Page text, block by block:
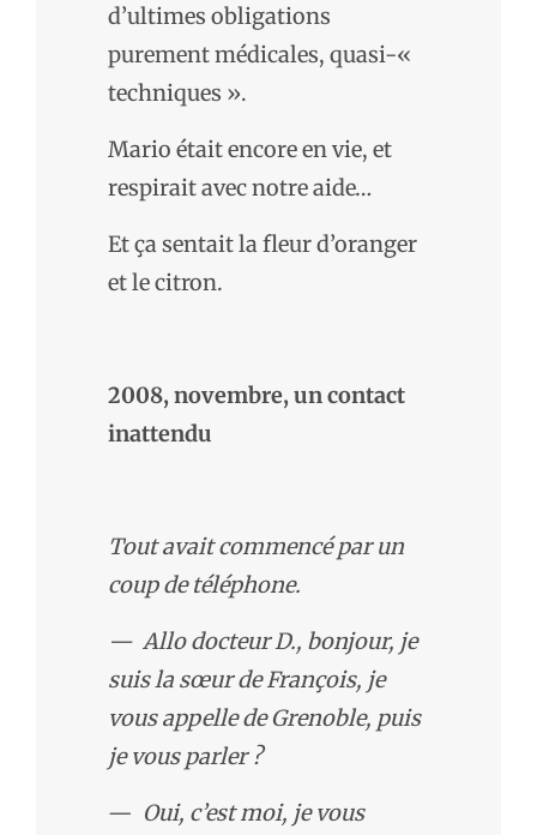
d’ultimes obligations
purement médicales, quasi-«
techniques ».
Mario était encore en vie, et
respirait avec notre aide…
Et ça sentait la fleur d’oranger
et le citron.
2008, novembre, un contact
inattendu
Tout avait commencé par un
coup de téléphone.
— Allo docteur D., bonjour, je
suis la sœur de François, je
vous appelle de Grenoble, puis
je vous parler ?
— Oui, c’est moi, je vous